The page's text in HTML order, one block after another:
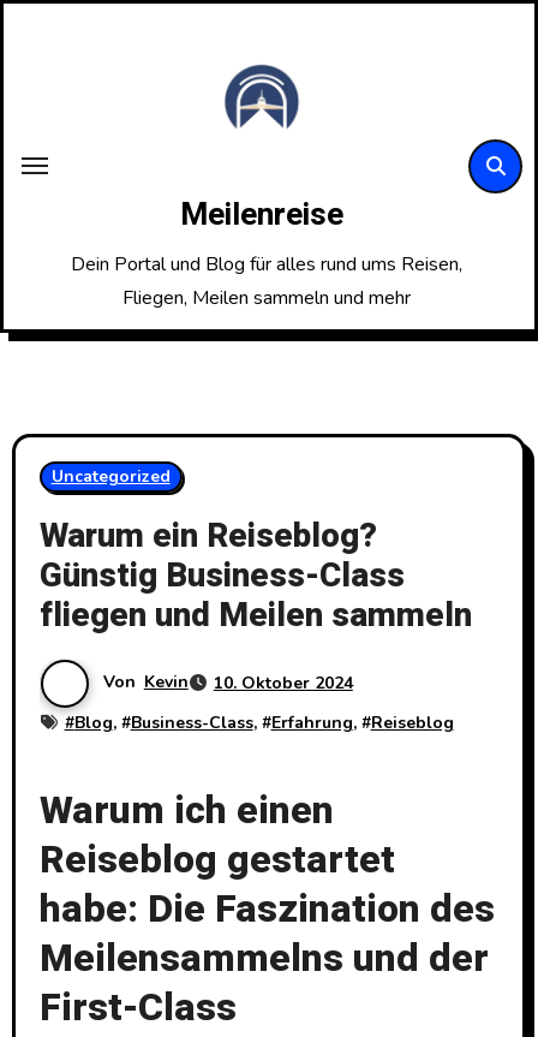
Meilenreise
Dein Portal und Blog für alles rund ums Reisen,
Fliegen, Meilen sammeln und mehr
Uncategorized
Warum ein Reiseblog?
Günstig Business-Class
fliegen und Meilen sammeln
Von Kevin
10. Oktober 2024
#Blog, #Business-Class, #Erfahrung, #Reiseblog
Warum ich einen
Reiseblog gestartet
habe: Die Faszination des
Meilensammelns und der
First-Class